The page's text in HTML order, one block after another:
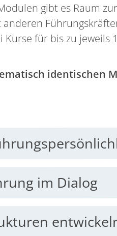
gibt es Raum
für bis zu jeweils
identischen
im Dialog
| Modul 3: